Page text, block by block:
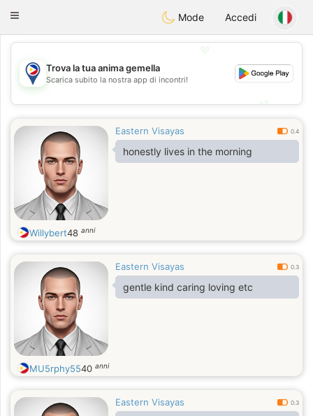
PhilippinesChat
Toggle
Mode Accedi
💖
💕
Trova la tua anima gemella
Scarica subito la nostra app di incontri!
Eastern Visayas 0.4
honestly lives in the morning
Willybert48 anni
Eastern Visayas 0.3
gentle kind caring loving etc
MU5rphy5540 anni
Eastern Visayas 0.3